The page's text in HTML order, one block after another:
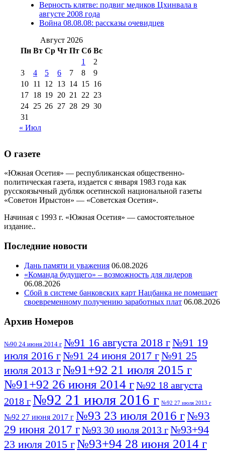
августа 2012 г(14)
2017 г(9)
№99 4 августа
2016 г(12) №99 8 июля 2014 г
августа 2012 г(11)
августа 2013 г
(12)
Верность клятве: подвиг медиков Цхинвала в
августе 2008 года
Война 08.08.08: рассказы очевидцев
Август 2026
Пн Вт Ср Чт Пт Сб Вс
1
2
3
4 5 6 7 8
9
10 11 12 13 14 15 16
17 18 19 20 21 22 23
24 25 26 27 28 29 30
31
« Июл
О газете
«Южная Осетия» — республиканская общественно-
политическая газета, издается с января 1983 года как
русскоязычный дубляж осетинской национальной газеты
«Советон Ирыстон» — «Советская Осетия».
Начиная с 1993 г. «Южная Осетия» — самостоятельное
издание..
Последние новости
Дань памяти и уважения 06.08.2026
«Команда будущего» – возможность для лидеров
06.08.2026
Сбой в системе банковских карт Нацбанка не помешает
своевременному получению заработных плат 06.08.2026
Архив Номеров
№90 24 июня 2014 г №91 16 августа 2018 г№91 19
июля 2016 г№91 24 июня 2017 г№91 25
июля 2013 г№91+92 21 июля 2015 г
№91+92 26 июня 2014 г№92 18 августа
2018 г№92 21 июля 2016 г №92 27 июля 2013 г
№92 27 июня 2017 г №93 23 июля 2016 г№93
29 июня 2017 г№93 30 июля 2013 г№93+94
23 июля 2015 г№93+94 28 июня 2014 г